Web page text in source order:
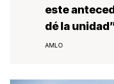
este
dé la
AMLO